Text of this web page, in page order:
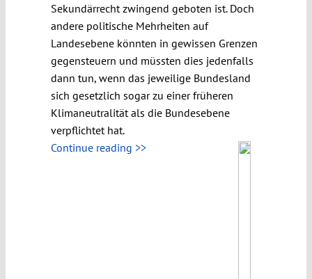
Sekundärrecht zwingend geboten ist. Doch
andere politische Mehrheiten auf
Landesebene könnten in gewissen Grenzen
gegensteuern und müssten dies jedenfalls
dann tun, wenn das jeweilige Bundesland
sich gesetzlich sogar zu einer früheren
Klimaneutralität als die Bundesebene
verpflichtet hat.
Continue reading >>